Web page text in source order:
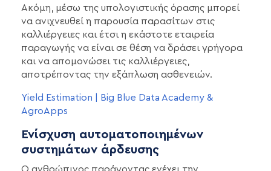
Ακόμη, μέσω της υπολογιστικής όρασης μπορεί
να ανιχνευθεί η παρουσία παρασίτων στις
καλλιέργειες και έτσι η εκάστοτε εταιρεία
παραγωγής να είναι σε θέση να δράσει γρήγορα
και να απομονώσει τις καλλιέργειες,
αποτρέποντας την εξάπλωση ασθενειών.
Yield Estimation | Big Blue Data Academy &
AgroApps
Ενίσχυση αυτοματοποιημένων
συστημάτων άρδευσης
Ο ανθρώπινος παράγοντας ενέχει την